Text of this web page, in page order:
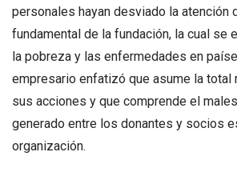
personales hayan desviado la atención
fundamental de la fundación, la cual se
la pobreza y las enfermedades en
empresario enfatizó que asume la total
sus acciones y que comprende el
generado entre los donantes y socios
organización.